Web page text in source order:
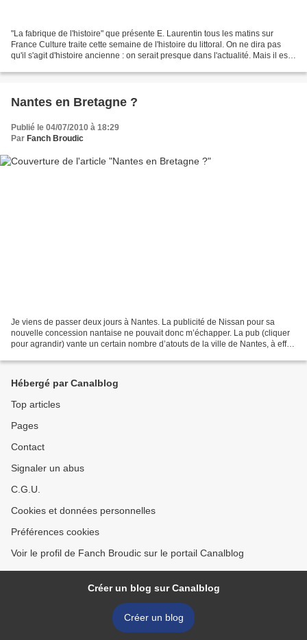
"La fabrique de l'histoire" que présente E. Laurentin tous les matins sur
France Culture traite cette semaine de l'histoire du littoral. On ne dira pas
qu'il s'agit d'histoire ancienne : on serait presque dans l'actualité. Mais il est
Nantes en Bretagne ?
Publié le 04/07/2010 à 18:29
Par Fanch Broudic
Je viens de passer deux jours à Nantes. La publicité de Nissan pour sa
nouvelle concession nantaise ne pouvait donc m’échapper. La pub (cliquer
pour agrandir) vante un certain nombre d’atouts de la ville de Nantes, à effet
Hébergé par Canalblog
Top articles
Pages
Contact
Signaler un abus
C.G.U.
Cookies et données personnelles
Préférences cookies
Voir le profil de Fanch Broudic sur le portail Canalblog
Créer un blog sur Canalblog
Créer un blog